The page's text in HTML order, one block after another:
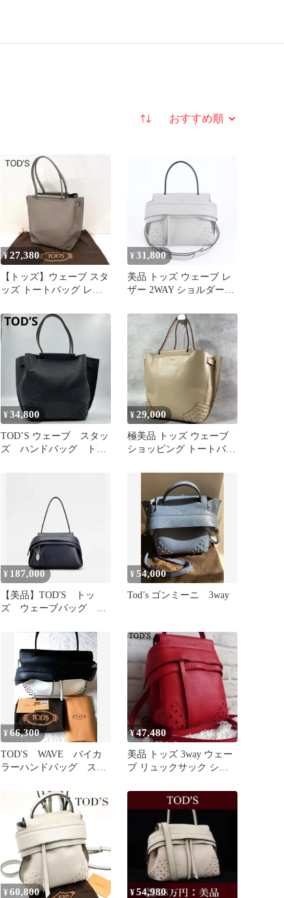
並び替え
¥27,380
【トッズ】ウェーブ スタ
ッズ トートバッグ レザ
¥31,800
美品 トッズ ウェーブ レ
ザー 2WAY ショルダーバ
ロスボディ 本革 グレー
レディース RUM DX13-
2【中古】
¥34,800
TOD’S ウェーブ スタッ
ズ ハンドバッグ トー
¥29,000
極美品 トッズ ウェーブ
ショッピング トートバッ
¥ 187,000
【美品】TOD'S トッ
ズ ウェーブバッグ シ
定カラー
¥54,000
Tod’s ゴンミーニ 3way
¥66,300
TOD'S WAVE バイカ
ラーハンドバッグ スモ
¥47,480
美品 トッズ 3way ウェー
ブ リュックサック ショ
¥ 60,800 ¥54,980